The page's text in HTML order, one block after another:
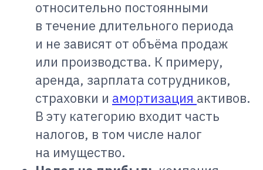
относительно постоянными
в течение длительного периода
и не зависят от объёма продаж
или производства. К примеру,
аренда, зарплата сотрудников,
страховки и амортизация активов.
В эту категорию входит часть
налогов, в том числе налог
на имущество.